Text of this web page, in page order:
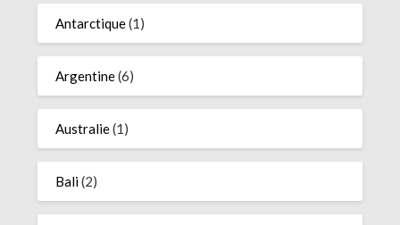
Antarctique(1)
Argentine(6)
Australie(1)
Bali(2)